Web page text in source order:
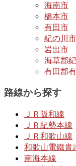
海南市
橋本市
有田市
紀の川市
岩出市
海草郡
有田郡
路線から探す
ＪＲ阪和線
ＪＲ紀勢本線
ＪＲ和歌山線
和歌山電鐵貴
南海本線